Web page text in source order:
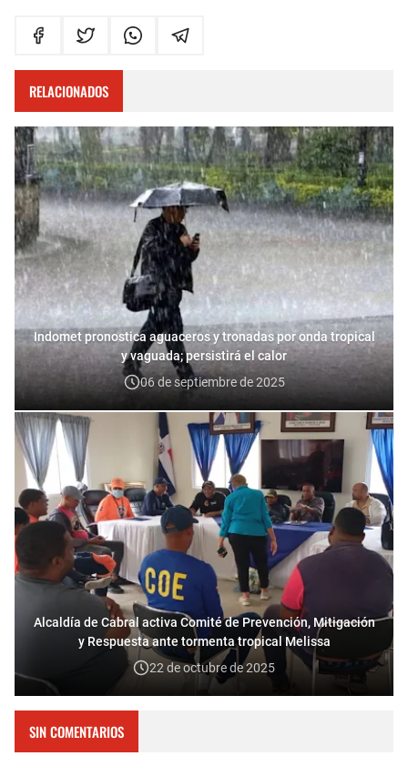
RELACIONADOS
Indomet pronostica aguaceros y tronadas por onda tropical
y vaguada; persistirá el calor
06 de septiembre de 2025
Alcaldía de Cabral activa Comité de Prevención, Mitigación
y Respuesta ante tormenta tropical Melissa
22 de octubre de 2025
SIN COMENTARIOS